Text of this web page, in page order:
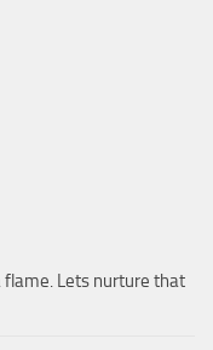
flame. Lets nurture that